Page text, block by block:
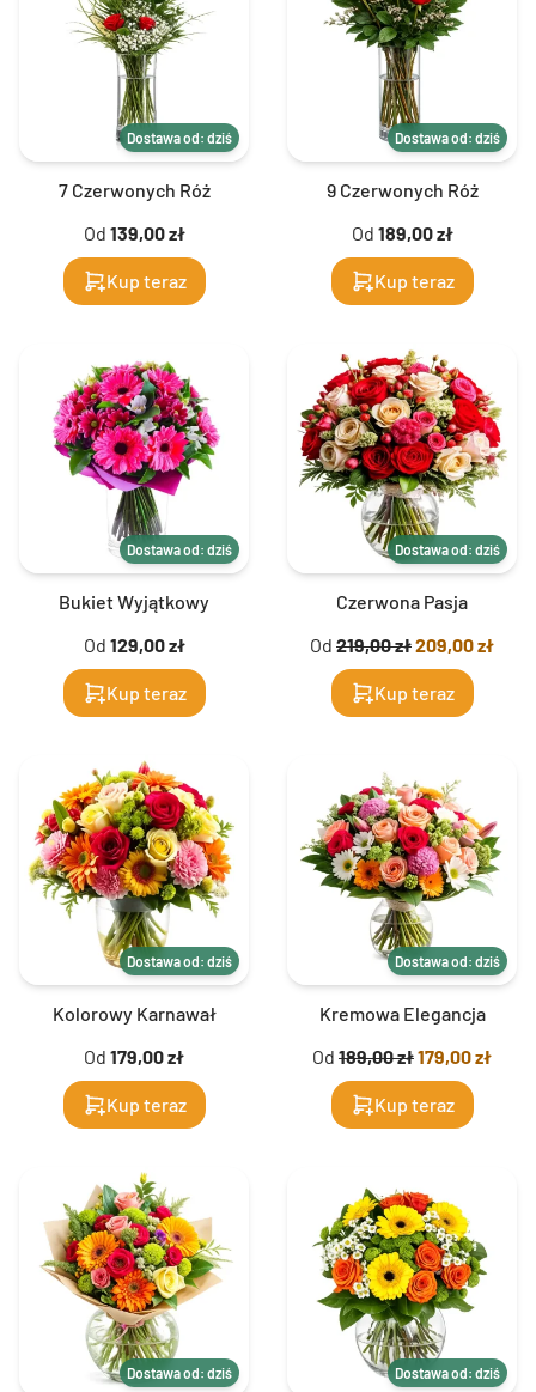
Dostawa od: dziś
7 Czerwonych Róż
Od 139,00 zł
Kup teraz
Dostawa od: dziś
9 Czerwonych Róż
Od 189,00 zł
Kup teraz
Dostawa od: dziś
Bukiet Wyjątkowy
Od 129,00 zł
Kup teraz
Dostawa od: dziś
Czerwona Pasja
Od 219,00 zł209,00 zł
Kup teraz
Dostawa od: dziś
Kolorowy Karnawał
Od 179,00 zł
Kup teraz
Dostawa od: dziś
Kremowa Elegancja
Od 189,00 zł179,00 zł
Kup teraz
Dostawa od: dziś Dostawa od: dziś